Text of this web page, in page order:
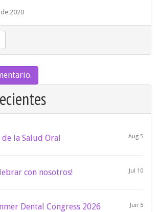
2020
Aug 5
la Salud Oral
Jul 10
con nosotros!
Jun 5
Dental Congress 2026